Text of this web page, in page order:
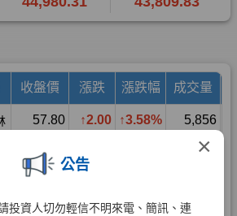
×
公告
投資人切勿輕信不明來電、簡訊、連